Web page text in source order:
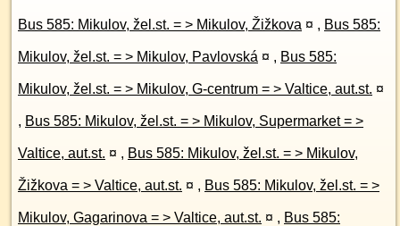
Bus 585: Mikulov, žel.st. = > Mikulov, Žižkova ¤ , Bus 585:
Mikulov, žel.st. = > Mikulov, Pavlovská ¤ , Bus 585:
Mikulov, žel.st. = > Mikulov, G-centrum = > Valtice, aut.st. ¤
, Bus 585: Mikulov, žel.st. = > Mikulov, Supermarket = >
Valtice, aut.st. ¤ , Bus 585: Mikulov, žel.st. = > Mikulov,
Žižkova = > Valtice, aut.st. ¤ , Bus 585: Mikulov, žel.st. = >
Mikulov, Gagarinova = > Valtice, aut.st. ¤ , Bus 585: